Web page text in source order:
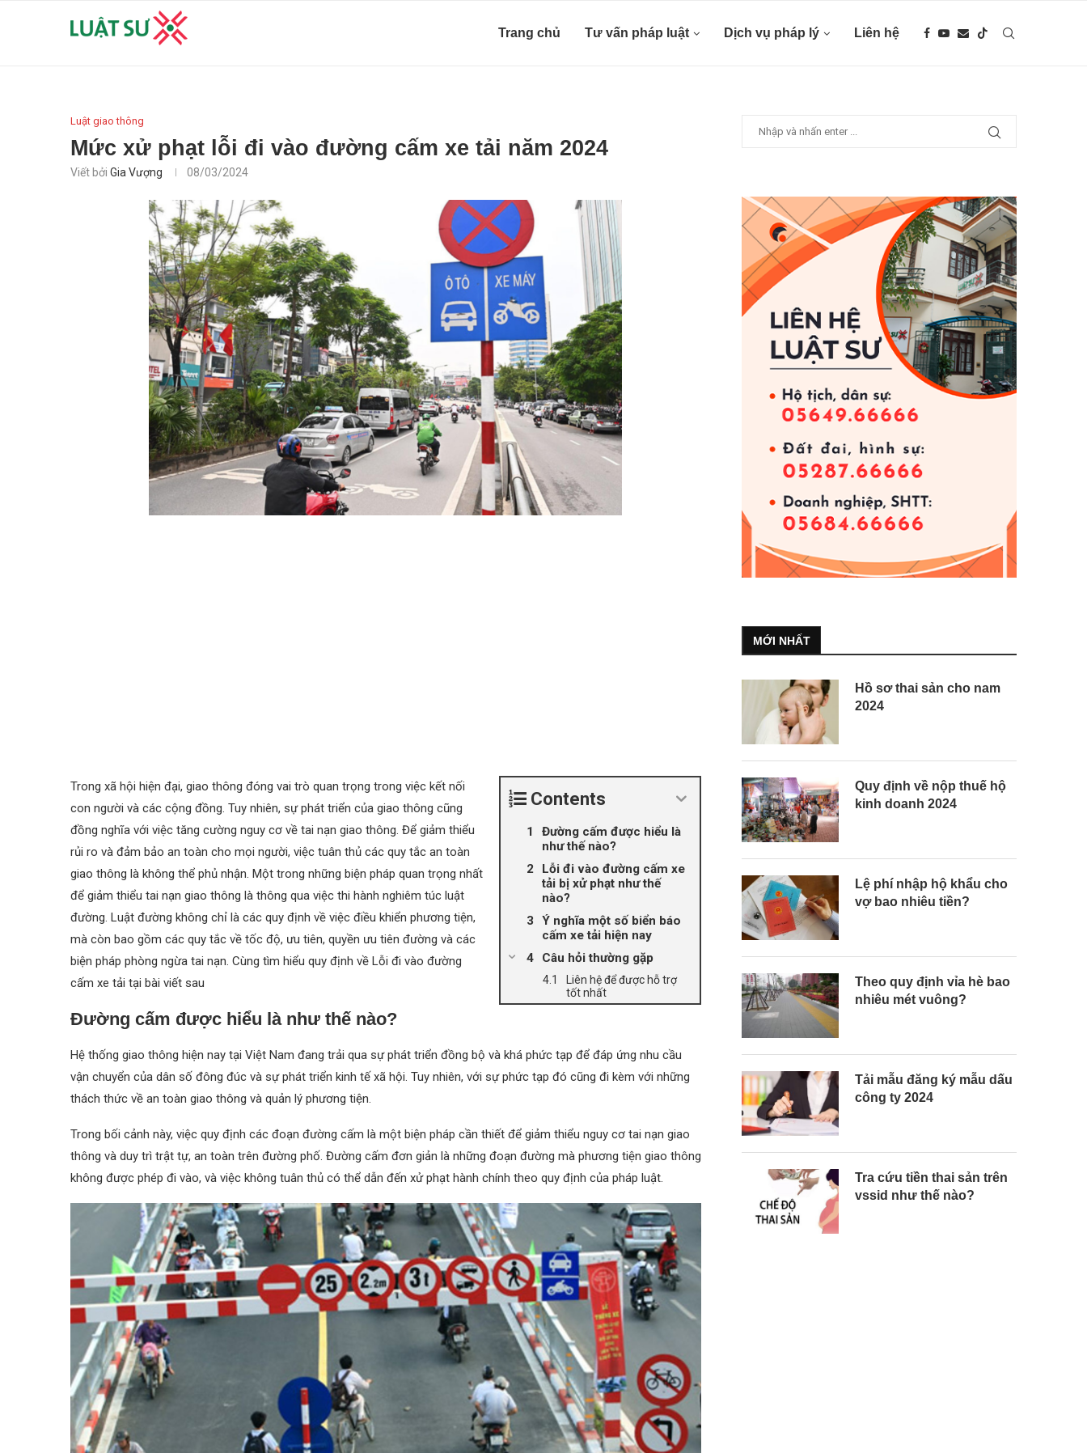
Trang chủ Tư vấn pháp luật Dịch vụ pháp lý Liên hệ
Luật giao thông
Mức xử phạt lỗi đi vào đường cấm xe tải năm 2024
Viết bởi Gia Vượng 08/03/2024
Contents
Đường cấm được hiểu là
như thế nào?
Lỗi đi vào đường cấm xe
tải bị xử phạt như thế
nào?
Ý nghĩa một số biển báo
cấm xe tải hiện nay
Câu hỏi thường gặp
Liên hệ để được hỗ trợ
tốt nhất
Trong xã hội hiện đại, giao thông đóng vai trò quan trọng trong việc kết nối
con người và các cộng đồng. Tuy nhiên, sự phát triển của giao thông cũng
đồng nghĩa với việc tăng cường nguy cơ về tai nạn giao thông. Để giảm thiểu
rủi ro và đảm bảo an toàn cho mọi người, việc tuân thủ các quy tắc an toàn
giao thông là không thể phủ nhận. Một trong những biện pháp quan trọng nhất
để giảm thiểu tai nạn giao thông là thông qua việc thi hành nghiêm túc luật
đường. Luật đường không chỉ là các quy định về việc điều khiển phương tiện,
mà còn bao gồm các quy tắc về tốc độ, ưu tiên, quyền ưu tiên đường và các
biện pháp phòng ngừa tai nạn. Cùng tìm hiểu quy định về Lỗi đi vào đường
cấm xe tải tại bài viết sau
Đường cấm được hiểu là như thế nào?
Hệ thống giao thông hiện nay tại Việt Nam đang trải qua sự phát triển đồng bộ và khá phức tạp để đáp ứng nhu cầu
vận chuyển của dân số đông đúc và sự phát triển kinh tế xã hội. Tuy nhiên, với sự phức tạp đó cũng đi kèm với những
thách thức về an toàn giao thông và quản lý phương tiện.
Trong bối cảnh này, việc quy định các đoạn đường cấm là một biện pháp cần thiết để giảm thiểu nguy cơ tai nạn giao
thông và duy trì trật tự, an toàn trên đường phố. Đường cấm đơn giản là những đoạn đường mà phương tiện giao thông
không được phép đi vào, và việc không tuân thủ có thể dẫn đến xử phạt hành chính theo quy định của pháp luật.
MỚI NHẤT
Hồ sơ thai sản cho nam
2024
Quy định về nộp thuế hộ
kinh doanh 2024
Lệ phí nhập hộ khẩu cho
vợ bao nhiêu tiền?
Theo quy định vỉa hè bao
nhiêu mét vuông?
Tải mẫu đăng ký mẫu dấu
công ty 2024
Tra cứu tiền thai sản trên
vssid như thế nào?